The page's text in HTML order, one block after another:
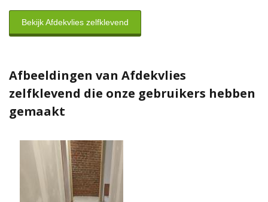
Bekijk Afdekvlies zelfklevend
Afbeeldingen van Afdekvlies
zelfklevend die onze gebruikers hebben
gemaakt